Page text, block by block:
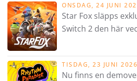
ONSDAG, 24 JUNI
Star Fox släpps
Switch 2 den här
TISDAG, 23 JUNI 2026
Nu finns en